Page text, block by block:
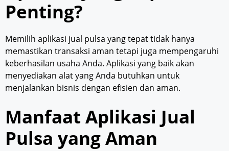
Penting?
Memilih aplikasi jual pulsa yang tepat tidak hanya
memastikan transaksi aman tetapi juga mempengaruhi
keberhasilan usaha Anda. Aplikasi yang baik akan
menyediakan alat yang Anda butuhkan untuk
menjalankan bisnis dengan efisien dan aman.
Manfaat Aplikasi Jual
Pulsa yang Aman